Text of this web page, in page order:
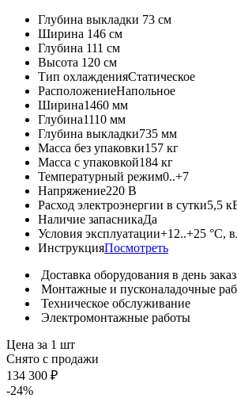
Глубина выкладки 73 см
Ширина 146 см
Глубина 111 см
Высота 120 см
Тип охлажденияСтатическое
РасположениеНапольное
Ширина1460 мм
Глубина1110 мм
Глубина выкладки735 мм
Масса без упаковки157 кг
Масса с упаковкой184 кг
Температурный режим0..+7
Напряжение220 В
Расход электроэнергии в сутки5,5
Наличие запасникаДа
Условия эксплуатации+12..+25 °C,
ИнструкцияПосмотреть
Доставка оборудования в день
Монтажные и пусконаладочные
Техническое обслуживание
Электромонтажные работы
Цена за 1 шт
Снято с продажи
134 300 ₽
-24%